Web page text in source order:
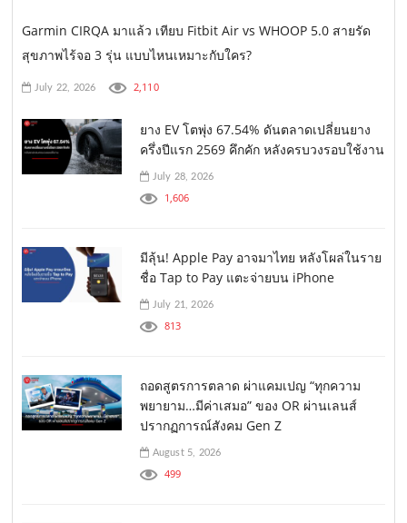
Garmin CIRQA มาแล้ว เทียบ Fitbit Air vs WHOOP 5.0 สายรัด
สุขภาพไร้จอ 3 รุ่น แบบไหนเหมาะกับใคร?
July 22, 2026 2,110
ยาง EV โตพุ่ง 67.54% ดันตลาดเปลี่ยนยาง
ครึ่งปีแรก 2569 คึกคัก หลังครบวงรอบใช้งาน
July 28, 2026
1,606
มีลุ้น! Apple Pay อาจมาไทย หลังโผล่ในราย
ชื่อ Tap to Pay แตะจ่ายบน iPhone
July 21, 2026
813
ถอดสูตรการตลาด ผ่าแคมเปญ “ทุกความ
พยายาม…มีค่าเสมอ” ของ OR ผ่านเลนส์
ปรากฏการณ์สังคม Gen Z
August 5, 2026
499